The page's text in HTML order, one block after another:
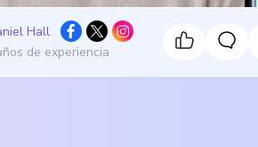
Hall
de experiencia